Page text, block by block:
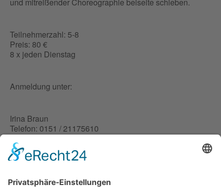
und mitreißender Choreographie beiseite schieben.
Teilnehmerzahl: 5-8
Preis: 80 €
8 x jeden Dienstag
Anmeldung unter:
Irina Braun
Telefon: 0151 / 21175610
Link:
aerobic-in-lennestadt-bilstein/?ref=15414